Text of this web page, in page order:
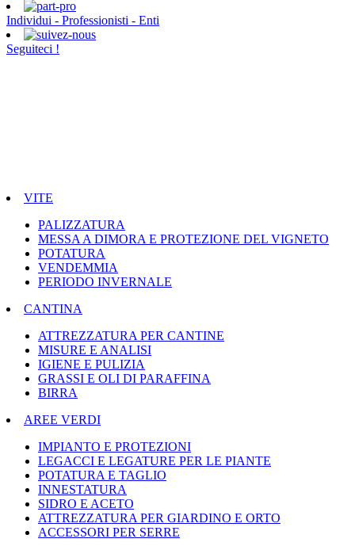
Individui - Professionisti - Enti
Seguiteci !
VITE
PALIZZATURA
MESSA A DIMORA E PROTEZIONE DEL VIGNETO
POTATURA
VENDEMMIA
PERIODO INVERNALE
CANTINA
ATTREZZATURA PER CANTINE
MISURE E ANALISI
IGIENE E PULIZIA
GRASSI E OLI DI PARAFFINA
BIRRA
AREE VERDI
IMPIANTO E PROTEZIONI
LEGACCI E LEGATURE PER LE PIANTE
POTATURA E TAGLIO
INNESTATURA
SIDRO E ACETO
ATTREZZATURA PER GIARDINO E ORTO
ACCESSORI PER SERRE